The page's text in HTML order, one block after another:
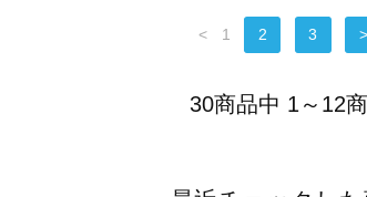
< 1 2 3 >
30商品中 1～12